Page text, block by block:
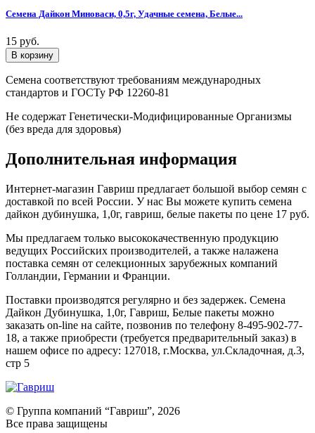
Семена Дайкон Миноваси, 0,5г, Удачные семена, Белые...
15 руб.
Семена соответствуют требованиям международных
стандартов и ГОСТу РФ 12260-81
Не содержат Генетически-Модифицированные Организмы
(без вреда для здоровья)
Дополнительная информация
Интернет-магазин Гавриш предлагает большой выбор семян с
доставкой по всей России. У нас Вы можете купить семена
дайкон дубинушка, 1,0г, гавриш, белые пакеты по цене 17 руб.
Мы предлагаем только высококачественную продукцию
ведущих Российских производителей, а также налажена
поставка семян от селекционных зарубежных компаний
Голландии, Германии и Франции.
Поставки производятся регулярно и без задержек. Семена
Дайкон Дубинушка, 1,0г, Гавриш, Белые пакеты можно
заказать on-line на сайте, позвонив по телефону 8-495-902-77-
18, а также приобрести (требуется предварительный заказ) в
нашем офисе по адресу: 127018, г.Москва, ул.Складочная, д.3,
стр 5
© Группа компаний “Гавриш”, 2026
Все права защищены